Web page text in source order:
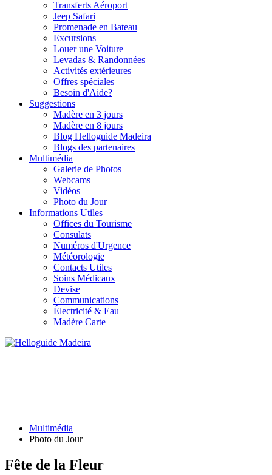
Transferts Aéroport
Jeep Safari
Promenade en Bateau
Excursions
Louer une Voiture
Levadas & Randonnées
Activités extérieures
Offres spéciales
Besoin d'Aide?
Suggestions
Madère en 3 jours
Madère en 8 jours
Blog Helloguide Madeira
Blogs des partenaires
Multimédia
Galerie de Photos
Webcams
Vidéos
Photo du Jour
Informations Utiles
Offices du Tourisme
Consulats
Numéros d'Urgence
Météorologie
Contacts Utiles
Soins Médicaux
Devise
Communications
Électricité & Eau
Madère Carte
Multimédia
Photo du Jour
Fête de la Fleur